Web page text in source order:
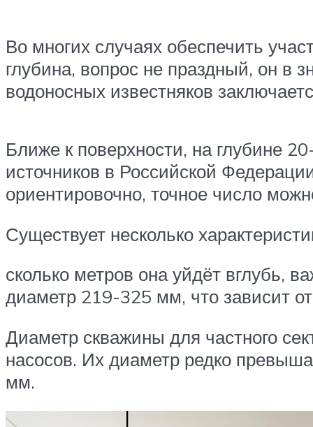
Во многих случаях обеспечить
глубина, вопрос не праздный, он в
водоносных известняков
Ближе к поверхности, на глубине
источников в Российской
ориентировочно, точное число
Существует несколько
сколько метров она уйдёт вглубь,
диаметр 219-325 мм, что зависит
Диаметр скважины для частного
насосов. Их диаметр редко
мм.